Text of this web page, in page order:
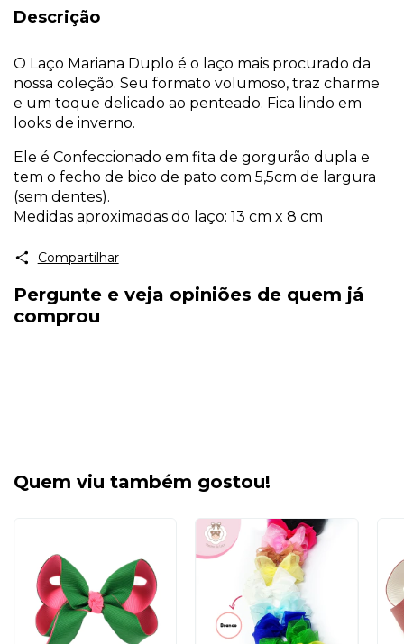
Descrição
O Laço Mariana Duplo é o laço mais procurado da
nossa coleção. Seu formato volumoso, traz charme
e um toque delicado ao penteado. Fica lindo em
looks de inverno.
Ele é Confeccionado em fita de gorgurão dupla e
tem o fecho de bico de pato com 5,5cm de largura
(sem dentes).
Medidas aproximadas do laço: 13 cm x 8 cm
Compartilhar
Pergunte e veja opiniões de quem já
comprou
Quem viu também gostou!